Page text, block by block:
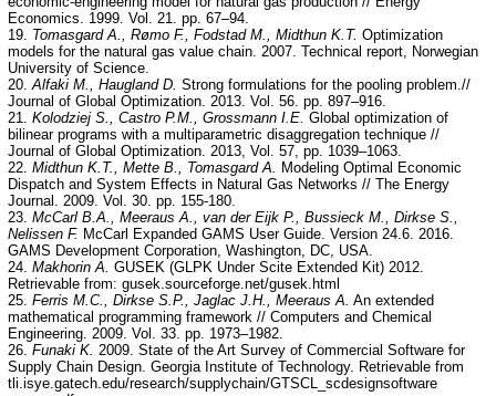
Economics. 1999. Vol. 21. pp. 67–94.
19. Tomasgard A., Rømo F., Fodstad M., Midthun K.T. Optimization
models for the natural gas value chain. 2007. Technical report, Norwegian
University of Science.
20. Alfaki M., Haugland D. Strong formulations for the pooling problem.//
Journal of Global Optimization. 2013. Vol. 56. pp. 897–916.
21. Kolodziej S., Castro P.M., Grossmann I.E. Global optimization of
bilinear programs with a multiparametric disaggregation technique //
Journal of Global Optimization. 2013, Vol. 57, pp. 1039–1063.
22. Midthun K.T., Mette B., Tomasgard A.
Modeling Optimal Economic
Dispatch and System Effects in Natural Gas Networks // The Energy
Journal. 2009. Vol. 30. pp. 155-180.
23. McCarl B.A., Meeraus A., van der Eijk P., Bussieck M., Dirkse S.,
Nelissen F. McCarl Expanded GAMS User Guide. Version 24.6. 2016.
GAMS Development Corporation, Washington, DC, USA.
24. Makhorin A. GUSEK (GLPK Under Scite Extended Kit) 2012.
Retrievable from: gusek.sourceforge.net/gusek.html
25. Ferris M.C., Dirkse S.P., Jaglac J.H., Meeraus A. An extended
mathematical programming framework // Computers and Chemical
Engineering. 2009. Vol. 33. pp. 1973–1982.
26. Funaki K. 2009. State of the Art Survey of Commercial Software for
Supply Chain Design. Georgia Institute of Technology. Retrievable from
tli.isye.gatech.edu/research/supplychain/GTSCL_scdesignsoftware